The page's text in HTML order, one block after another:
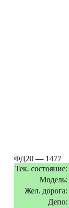
ФД20 — 1477
Тек. состояние:
Модель:
Жел. дорога:
Депо: